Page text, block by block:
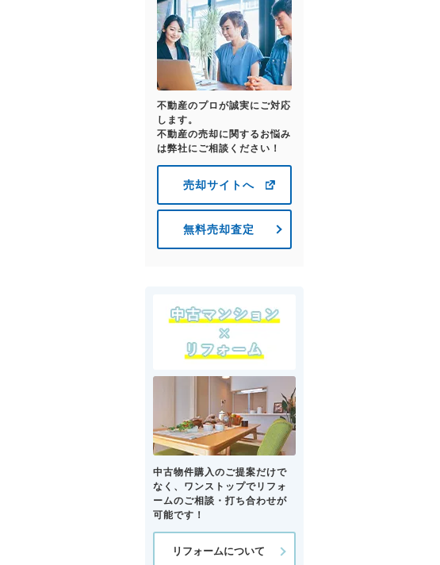
不動産のプロが誠実にご対応
します。
不動産の売却に関するお悩み
は弊社にご相談ください！
売却サイトへ
無料売却査定
中古物件購入のご提案だけで
なく、ワンストップでリフォ
ームのご相談・打ち合わせが
可能です！
リフォームについて